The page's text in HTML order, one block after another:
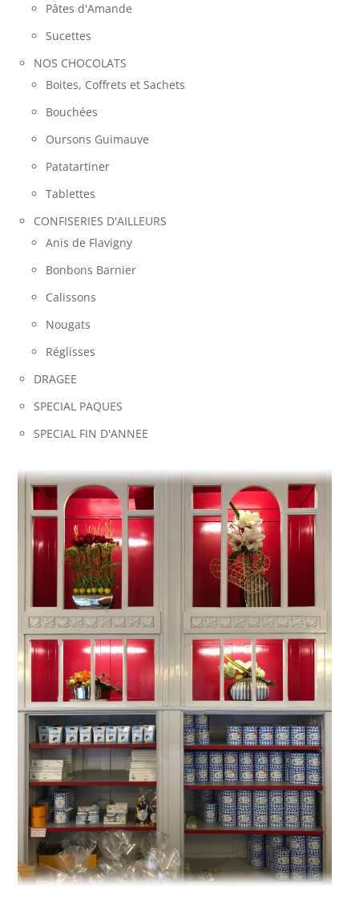
Pâtes d'Amande
Sucettes
NOS CHOCOLATS
Boites, Coffrets et Sachets
Bouchées
Oursons Guimauve
Patatartiner
Tablettes
CONFISERIES D'AILLEURS
Anis de Flavigny
Bonbons Barnier
Calissons
Nougats
Réglisses
DRAGEE
SPECIAL PAQUES
SPECIAL FIN D'ANNEE